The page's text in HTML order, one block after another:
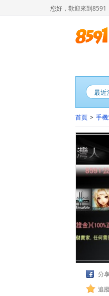
您好，歡迎來到8591
最近
首頁 > 手
分
追